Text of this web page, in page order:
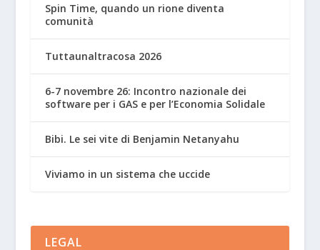
Spin Time, quando un rione diventa
comunità
Tuttaunaltracosa 2026
6-7 novembre 26: Incontro nazionale dei
software per i GAS e per l’Economia Solidale
Bibi. Le sei vite di Benjamin Netanyahu
Viviamo in un sistema che uccide
LEGAL